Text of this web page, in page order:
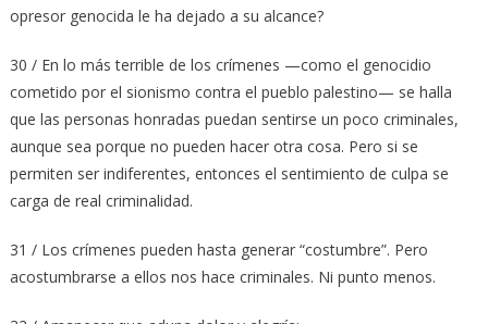
opresor genocida le ha dejado a su alcance?
30 / En lo más terrible de los crímenes —como el genocidio
cometido por el sionismo contra el pueblo palestino— se halla
que las personas honradas puedan sentirse un poco criminales,
aunque sea porque no pueden hacer otra cosa. Pero si se
permiten ser indiferentes, entonces el sentimiento de culpa se
carga de real criminalidad.
31 / Los crímenes pueden hasta generar “costumbre”. Pero
acostumbrarse a ellos nos hace criminales. Ni punto menos.